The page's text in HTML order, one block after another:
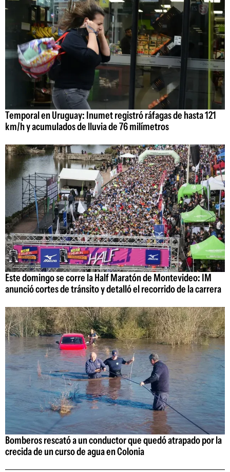
Temporal en Uruguay: Inumet registró ráfagas de hasta 121
km/h y acumulados de lluvia de 76 milímetros
Este domingo se corre la Half Maratón de Montevideo: IM
anunció cortes de tránsito y detalló el recorrido de la carrera
Bomberos rescató a un conductor que quedó atrapado por la
crecida de un curso de agua en Colonia